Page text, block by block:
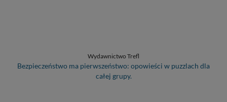
Wydawnictwo Trefl
Bezpieczeństwo ma pierwszeństwo: opowieści w puzzlach dla
całej grupy.